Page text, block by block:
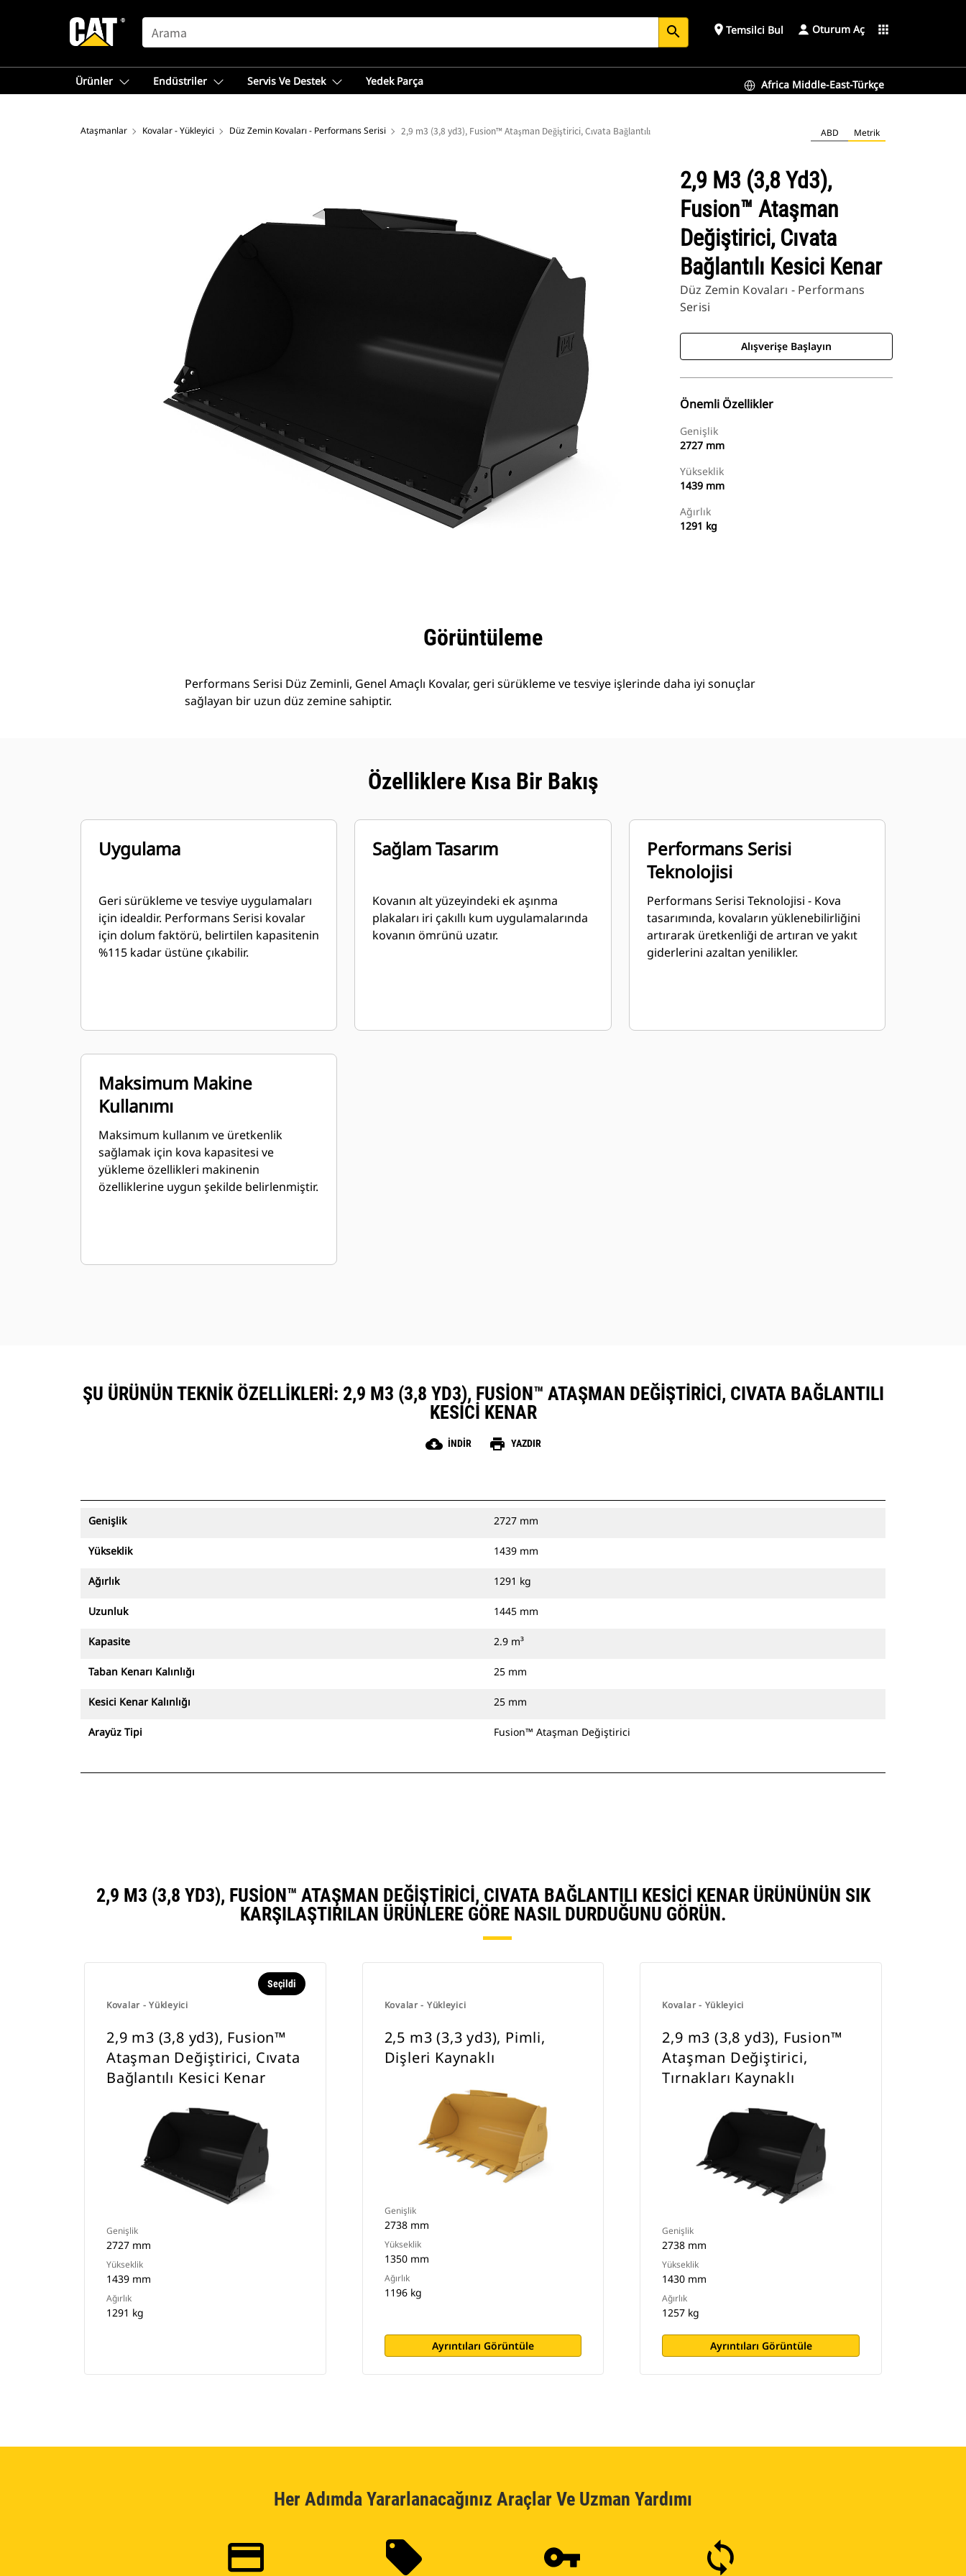
SEARCH search place Temsilci Bul Oturum Aç apps
Ürünler Endüstriler Servis Ve Destek Yedek Parça Africa Middle-East-Türkçe
Ataşmanlar Kovalar - Yükleyici Düz Zemin Kovaları - Performans Serisi 2,9 m3 (3,8 yd3), Fusion™ Ataşman Değiştirici, Cıvata Bağlantılı Kesici Kenar ABD Metrik
2,9 M3 (3,8 Yd3),
Fusion™ Ataşman
Değiştirici, Cıvata
Bağlantılı Kesici Kenar
Düz Zemin Kovaları - Performans
Serisi
Alışverişe Başlayın
Önemli Özellikler
Genişlik
2727 mm
Yükseklik
1439 mm
Ağırlık
1291 kg
Görüntüleme
Performans Serisi Düz Zeminli, Genel Amaçlı Kovalar, geri sürükleme ve tesviye işlerinde daha iyi sonuçlar
sağlayan bir uzun düz zemine sahiptir.
Özelliklere Kısa Bir Bakış
Uygulama
Geri sürükleme ve tesviye uygulamaları
için idealdir. Performans Serisi kovalar
için dolum faktörü, belirtilen kapasitenin
%115 kadar üstüne çıkabilir.
Sağlam Tasarım
Kovanın alt yüzeyindeki ek aşınma
plakaları iri çakıllı kum uygulamalarında
kovanın ömrünü uzatır.
Performans Serisi
Teknolojisi
Performans Serisi Teknolojisi - Kova
tasarımında, kovaların yüklenebilirliğini
artırarak üretkenliği de artıran ve yakıt
giderlerini azaltan yenilikler.
Maksimum Makine
Kullanımı
Maksimum kullanım ve üretkenlik
sağlamak için kova kapasitesi ve
yükleme özellikleri makinenin
özelliklerine uygun şekilde belirlenmiştir.
ŞU ÜRÜNÜN TEKNIK ÖZELLIKLERI: 2,9 M3 (3,8 YD3), FUSION™ ATAŞMAN DEĞIŞTIRICI, CIVATA BAĞLANTILI
KESICI KENAR
cloud_download İNDIR print YAZDIR
Genişlik 2727 mm
Yükseklik 1439 mm
Ağırlık 1291 kg
Uzunluk 1445 mm
Kapasite 2.9 m³
Taban Kenarı Kalınlığı 25 mm
Kesici Kenar Kalınlığı 25 mm
Arayüz Tipi Fusion™ Ataşman Değiştirici
2,9 M3 (3,8 YD3), FUSION™ ATAŞMAN DEĞIŞTIRICI, CIVATA BAĞLANTILI KESICI KENAR ÜRÜNÜNÜN SIK
KARŞILAŞTIRILAN ÜRÜNLERE GÖRE NASIL DURDUĞUNU GÖRÜN.
Kovalar - Yükleyici
Seçildi
2,9 m3 (3,8 yd3), Fusion™
Ataşman Değiştirici, Cıvata
Bağlantılı Kesici Kenar
Genişlik
2727 mm
Yükseklik
1439 mm
Ağırlık
1291 kg
Kovalar - Yükleyici
2,5 m3 (3,3 yd3), Pimli,
Dişleri Kaynaklı
Genişlik
2738 mm
Yükseklik
1350 mm
Ağırlık
1196 kg
Ayrıntıları Görüntüle
Kovalar - Yükleyici
2,9 m3 (3,8 yd3), Fusion™
Ataşman Değiştirici,
Tırnakları Kaynaklı
Genişlik
2738 mm
Yükseklik
1430 mm
Ağırlık
1257 kg
Ayrıntıları Görüntüle
Her Adımda Yararlanacağınız Araçlar Ve Uzman Yardımı